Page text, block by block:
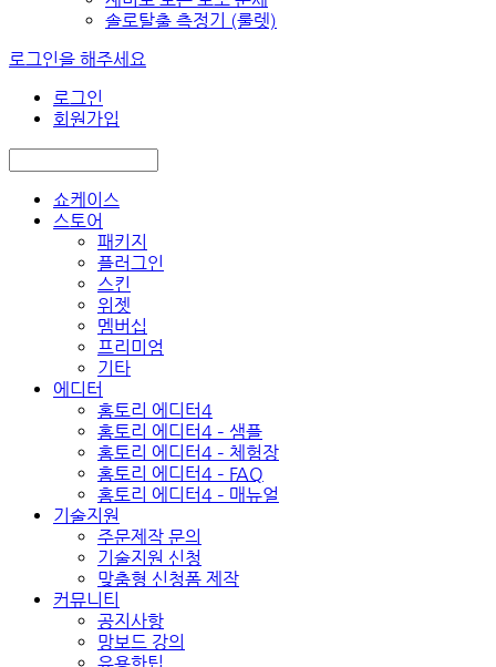
솔로탈출 측정기 (룰렛)
로그인을 해주세요
로그인
회원가입
쇼케이스
스토어
패키지
플러그인
스킨
위젯
멤버십
프리미엄
기타
에디터
홈토리 에디터4
홈토리 에디터4 – 샘플
홈토리 에디터4 – 체험장
홈토리 에디터4 – FAQ
홈토리 에디터4 – 매뉴얼
기술지원
주문제작 문의
기술지원 신청
맞춤형 신청폼 제작
커뮤니티
공지사항
망보드 강의